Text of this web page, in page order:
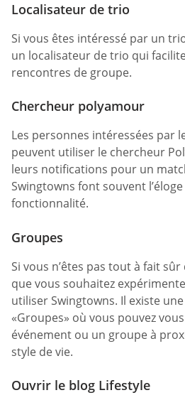
Localisateur de trio
Si vous êtes intéressé par un
un localisateur de trio qui
rencontres de groupe.
Chercheur polyamour
Les personnes intéressées par
peuvent utiliser le chercheur
leurs notifications pour un
Swingtowns font souvent
fonctionnalité.
Groupes
Si vous n’êtes pas tout à fait
que vous souhaitez
utiliser Swingtowns. Il existe
«Groupes» où vous pouvez
événement ou un groupe à
style de vie.
Ouvrir le blog Lifestyle